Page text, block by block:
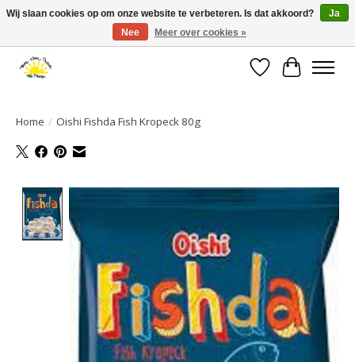
Large selection of products and fast shipping!
Verlanglijst
Home / Oishi Fishda Fish Kropeck 80g
Product image slideshow Items
Wij slaan cookies op om onze website te verbeteren. Is dat akkoord?
Ja
Nee
Meer over cookies »